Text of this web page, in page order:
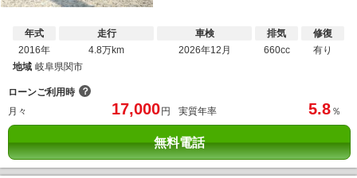
年式
2016年
走行
4.8万km
車検
2026年12月
排気
660cc
修復
有り
地域 岐阜県関市
ローンご利用時 ？
月々
17,000 円 実質年率 5.8 ％
無料電話